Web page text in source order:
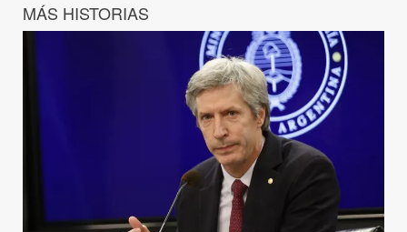
MÁS HISTORIAS